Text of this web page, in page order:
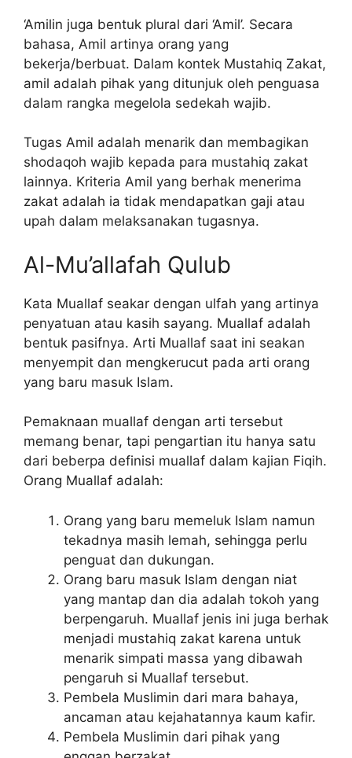
‘Amilin juga bentuk plural dari ‘Amil’. Secara
bahasa, Amil artinya orang yang
bekerja/berbuat. Dalam kontek Mustahiq Zakat,
amil adalah pihak yang ditunjuk oleh penguasa
dalam rangka megelola sedekah wajib.
Tugas Amil adalah menarik dan membagikan
shodaqoh wajib kepada para mustahiq zakat
lainnya. Kriteria Amil yang berhak menerima
zakat adalah ia tidak mendapatkan gaji atau
upah dalam melaksanakan tugasnya.
Al-Mu’allafah Qulub
Kata Muallaf seakar dengan ulfah yang artinya
penyatuan atau kasih sayang. Muallaf adalah
bentuk pasifnya. Arti Muallaf saat ini seakan
menyempit dan mengkerucut pada arti orang
yang baru masuk Islam.
Pemaknaan muallaf dengan arti tersebut
memang benar, tapi pengartian itu hanya satu
dari beberpa definisi muallaf dalam kajian Fiqih.
Orang Muallaf adalah:
Orang yang baru memeluk Islam namun
tekadnya masih lemah, sehingga perlu
penguat dan dukungan.
Orang baru masuk Islam dengan niat
yang mantap dan dia adalah tokoh yang
berpengaruh. Muallaf jenis ini juga berhak
menjadi mustahiq zakat karena untuk
menarik simpati massa yang dibawah
pengaruh si Muallaf tersebut.
Pembela Muslimin dari mara bahaya,
ancaman atau kejahatannya kaum kafir.
Pembela Muslimin dari pihak yang